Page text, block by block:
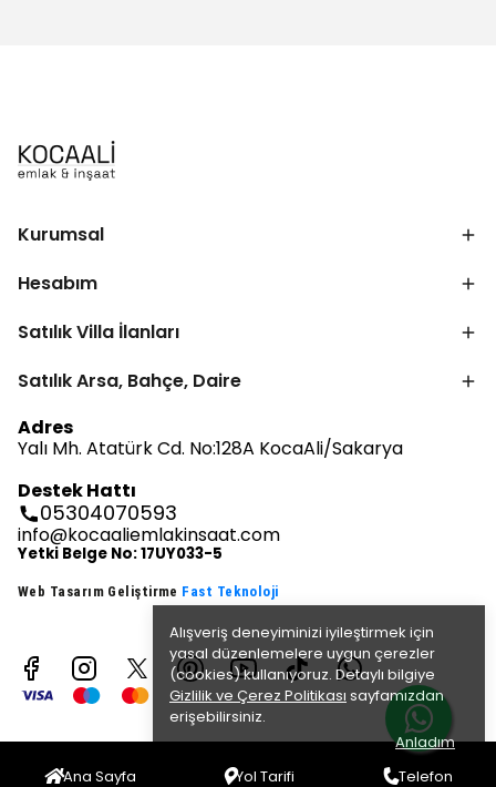
Alışveriş deneyiminizi iyileştirmek için
yasal düzenlemelere uygun çerezler
(cookies) kullanıyoruz. Detaylı bilgiye
Gizlilik ve Çerez Politikası sayfamızdan
erişebilirsiniz.
Anladım
Ana Sayfa Yol Tarifi Telefon
Kurumsal
Hesabım
Satılık Villa İlanları
Satılık Arsa, Bahçe, Daire
Adres
Yalı Mh. Atatürk Cd. No:128A KocaAli/Sakarya
Destek Hattı
05304070593
info@kocaaliemlakinsaat.com
Yetki Belge No: 17UY033-5
Web Tasarım Geliştirme Fast Teknoloji
Tüm Hakları Saklıdır. © 2022- 2025 | Kocaali Emlak & İnşaat